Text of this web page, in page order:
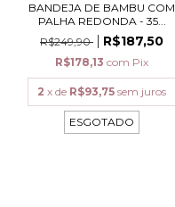
BANDEJA DE BAMBU COM
PALHA REDONDA - 35...
R$249,90
R$187,50
R$178,13 com Pix
2 x de R$93,75 sem juros
ESGOTADO